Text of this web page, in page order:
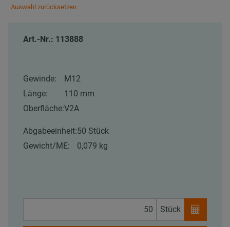
Auswahl zurücksetzen
Art.-Nr.: 113888
Gewinde:
M12
Länge:
110 mm
Oberfläche:V2A
Abgabeeinheit:50 Stück
Gewicht/ME:
0,079 kg
Stück